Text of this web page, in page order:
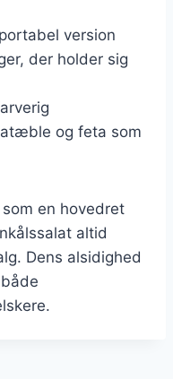
version
der holder sig
og feta som
en hovedret
altid
Dens alsidighed